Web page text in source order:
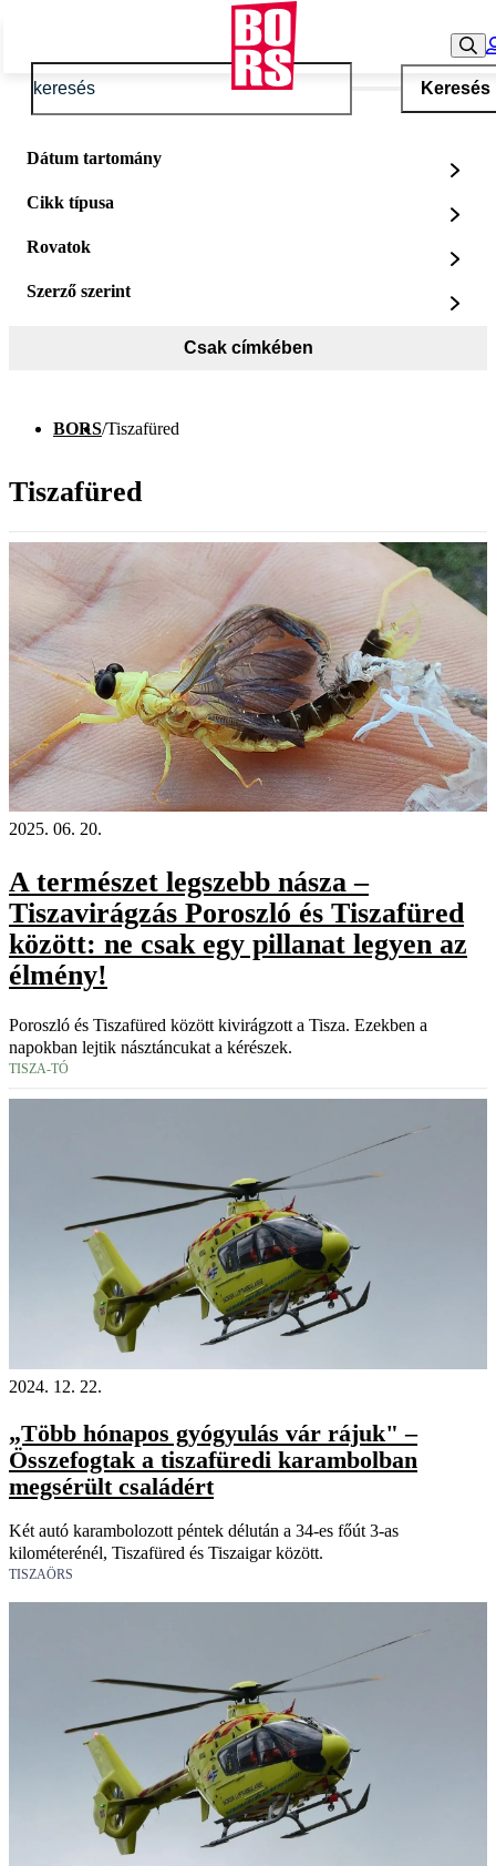
Keresés
Dátum tartomány
Cikk típusa
Rovatok
Szerző szerint
Csak címkében
BORS/Tiszafüred
Tiszafüred
2025. 06. 20.
A természet legszebb násza –
Tiszavirágzás Poroszló és Tiszafüred
között: ne csak egy pillanat legyen az
élmény!
Poroszló és Tiszafüred között kivirágzott a Tisza. Ezekben a
napokban lejtik násztáncukat a kérészek.
TISZA-TÓ
2024. 12. 22.
„Több hónapos gyógyulás vár rájuk" –
Összefogtak a tiszafüredi karambolban
megsérült családért
Két autó karambolozott péntek délután a 34-es főút 3-as
kilométerénél, Tiszafüred és Tiszaigar között.
TISZAÖRS